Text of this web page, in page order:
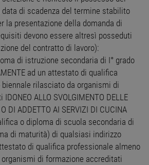
di scadenza del termine stabilito
la presentazione della domanda di
devono essere altresì posseduti
del contratto di lavoro):
di istruzione secondaria di I° grado
ad un attestato di qualifica
rilasciato da organismi di
ALLO SVOLGIMENTO DELLE
DI ADDETTO AI SERVIZI DI CUCINA
o diploma di scuola secondaria di
di maturità) di qualsiasi indirizzo
di qualifica professionale almeno
di formazione accreditati